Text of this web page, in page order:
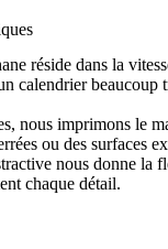
réside dans la
calendrier
nous imprimons le
ou des surfaces
nous donne la
chaque détail.